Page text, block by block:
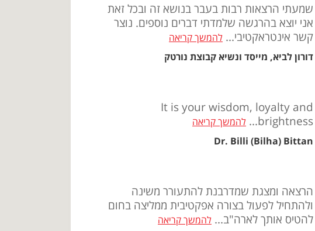
שמעתי הרצאות רבות בעבר בנושא זה ובכל זאת
אני יוצא בהרגשה שלמדתי דברים נוספים. נוצר
קשר אינטראקטיבי... להמשך קריאה
דורון לביא, מייסד ונשיא קבוצת נורטק
It is your wisdom, loyalty and
brightness...
להמשך קריאה
Dr. Billi (Bilha) Bittan
הרצאה ומצגת שמדרבנת להתעורר משינה
ולהתחיל לפעול בצורה אפקטיבית ממליצה בחום
להטיס אותך לארה"ב... להמשך קריאה